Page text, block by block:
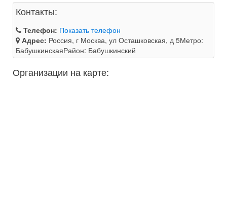
Контакты:
Телефон: Показать телефон
Адрес: Россия, г Москва, ул Осташковская, д 5Метро:
БабушкинскаяРайон: Бабушкинский
Организации на карте: